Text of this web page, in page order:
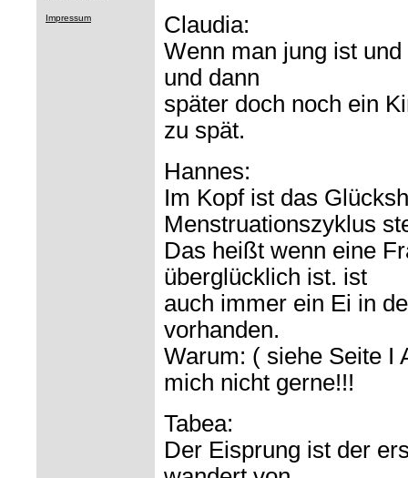
Impressum
Claudia:
Wenn man jung ist
und dann
später doch noch ein
zu spät.
Hannes:
Im Kopf ist das
Menstruationszyklus
Das heißt wenn eine
überglücklich ist. ist
auch immer ein Ei in
vorhanden.
Warum: ( siehe Seite I
mich nicht gerne!!!
Tabea:
Der Eisprung ist der